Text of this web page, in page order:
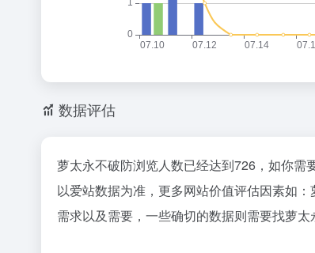
数据评估
萝太永不破防浏览人数已经达到726，如你需
以爱站数据为准，更多网站价值评估因素如
需求以及需要，一些确切的数据则需要找萝